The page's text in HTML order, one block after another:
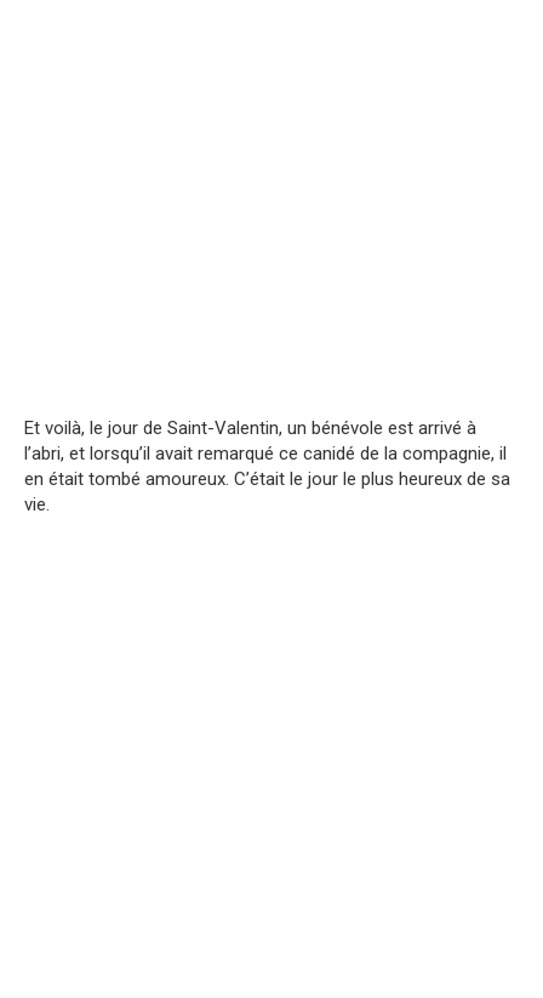
Et voilà, le jour de Saint-Valentin, un bénévole est arrivé à
l’abri, et lorsqu’il avait remarqué ce canidé de la compagnie, il
en était tombé amoureux. C’était le jour le plus heureux de sa
vie.